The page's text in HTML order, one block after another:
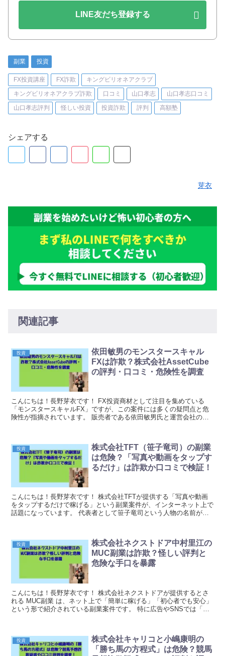
LINE友だち登録する
副業 投資
FX投資講座 FX詐欺
キングビリオネアクラブ
キングビリオネアクラブ詐欺
口コミ 山口孝志
山口孝志口コミ
山口孝志評判
怪しい投資 投資詐欺 評判 高額塾
シェアする
芽衣
関連記事
投資
依田敏男のモンスタースキャル
FXは詐欺？株式会社AssetCube
の評判・口コミ・危険性を調査
こんにちは！長野芽衣です！ FX投資商材として注目を集めている
「モンスタースキャルFX」ですが、この案件には多くの疑問点と危
険性が指摘されています。 販売者である依田敏男氏と運営会社の株
投資
株式会社TFT（笹子竜司）の副業
は危険？「写真や動画をタップす
るだけ」は詐欺か口コミで検証！
こんにちは！長野芽衣です！ 株式会社TFTが提供する「写真や動画
をタップするだけで稼げる」という副業案件が、インターネット上で
話題になっています。 代表者として笹子竜司という人物の名前が挙
投資
株式会社ネクストドア中村里江の
MUC副業は詐欺？怪しい評判と
危険な手口を暴露
こんにちは！長野芽衣です！ 株式会社ネクストドアが提供するとさ
れる MUC副業 は、ネット上で「簡単に稼げる」「初心者でも安心」
という形で紹介されている副業案件です。 特に広告やSNSでは「短
投資
株式会社キャリコと小嶋康明の
「勝ち馬の方程式」は危険？競馬